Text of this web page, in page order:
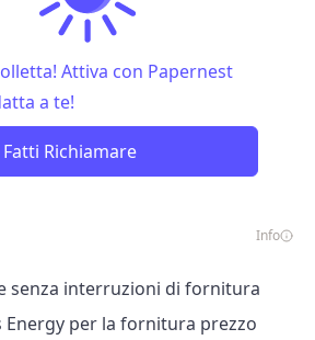
Attiva con Papernest
a te!
Fatti Richiamare
Info
senza interruzioni di fornitura
Energy per la fornitura prezzo